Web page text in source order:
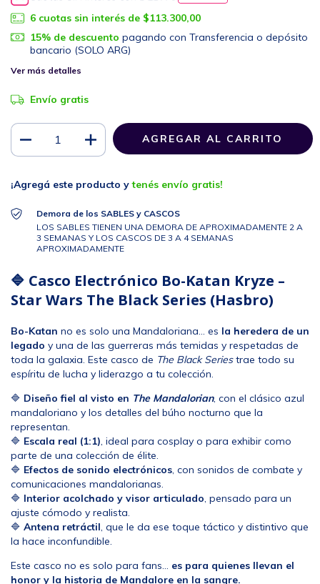
6 cuotas sin interés de $113.300,00
15% de descuento pagando con Transferencia o depósito
bancario (SOLO ARG)
Ver más detalles
Envío gratis
¡Agregá este producto ytenés envío gratis!
Demora de los SABLES y CASCOS
LOS SABLES TIENEN UNA DEMORA DE APROXIMADAMENTE 2 A
3 SEMANAS Y LOS CASCOS DE 3 A 4 SEMANAS
APROXIMADAMENTE
🔷 Casco Electrónico Bo-Katan Kryze –
Star Wars The Black Series (Hasbro)
Bo-Katan no es solo una Mandaloriana… es la heredera de un
legado y una de las guerreras más temidas y respetadas de
toda la galaxia. Este casco de The Black Seriestrae todo su
espíritu de lucha y liderazgo a tu colección.
🔷 Diseño fiel al visto en The Mandalorian, con el clásico azul
mandaloriano y los detalles del búho nocturno que la
representan.
🔷 Escala real (1:1) , ideal para cosplay o para exhibir como
parte de una colección de élite.
🔷 Efectos de sonido electrónicos , con sonidos de combate y
comunicaciones mandalorianas.
🔷 Interior acolchado y visor articulado , pensado para un
ajuste cómodo y realista.
🔷 Antena retráctil , que le da ese toque táctico y distintivo que
la hace inconfundible.
Este casco no es solo para fans… es para quienes llevan el
honor y la historia de Mandalore en la sangre.